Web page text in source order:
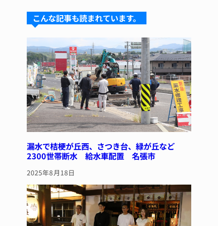
s
k
y
a
d
s
e
b
o
o
k
re
st
こんな記事も読まれています。
漏水で桔梗が丘西、さつき台、緑が丘など
2300世帯断水 給水車配置 名張市
2025年8月18日